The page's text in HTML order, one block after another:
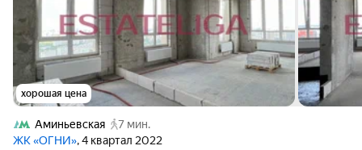
хорошая цена
Аминьевская
7 мин.
ЖК «ОГНИ», 4 квартал 2022